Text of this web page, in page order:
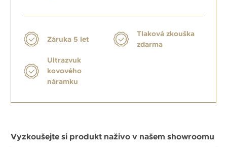
Záruka 5 let
Tlaková zkouška
zdarma
Ultrazvuk
kovového
náramku
Vyzkoušejte si produkt naživo v našem showroomu